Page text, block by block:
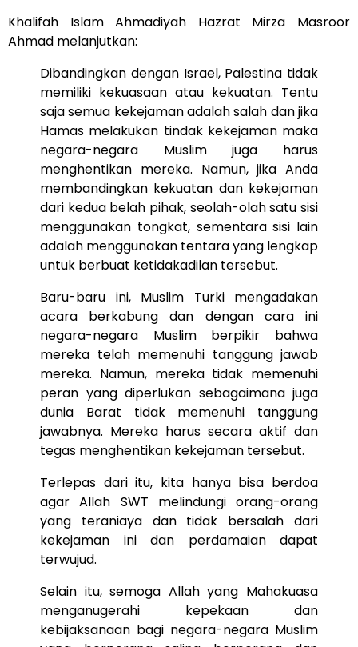
Khalifah Islam Ahmadiyah Hazrat Mirza Masroor
Ahmad melanjutkan:
Dibandingkan dengan Israel, Palestina tidak
memiliki kekuasaan atau kekuatan. Tentu
saja semua kekejaman adalah salah dan jika
Hamas melakukan tindak kekejaman maka
negara-negara Muslim juga harus
menghentikan mereka. Namun, jika Anda
membandingkan kekuatan dan kekejaman
dari kedua belah pihak, seolah-olah satu sisi
menggunakan tongkat, sementara sisi lain
adalah menggunakan tentara yang lengkap
untuk berbuat ketidakadilan tersebut.
Baru-baru ini, Muslim Turki mengadakan
acara berkabung dan dengan cara ini
negara-negara Muslim berpikir bahwa
mereka telah memenuhi tanggung jawab
mereka. Namun, mereka tidak memenuhi
peran yang diperlukan sebagaimana juga
dunia Barat tidak memenuhi tanggung
jawabnya. Mereka harus secara aktif dan
tegas menghentikan kekejaman tersebut.
Terlepas dari itu, kita hanya bisa berdoa
agar Allah SWT melindungi orang-orang
yang teraniaya dan tidak bersalah dari
kekejaman ini dan perdamaian dapat
terwujud.
Selain itu, semoga Allah yang Mahakuasa
menganugerahi kepekaan dan
kebijaksanaan bagi negara-negara Muslim